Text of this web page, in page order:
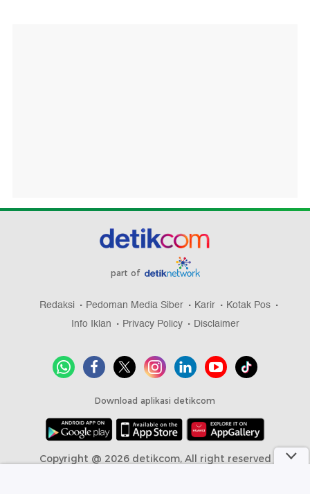
part of
Redaksi Pedoman Media Siber Karir
Kotak Pos
Info Iklan
Privacy Policy Disclaimer
Download aplikasi detikcom
Copyright @ 2026 detikcom, All right reserved